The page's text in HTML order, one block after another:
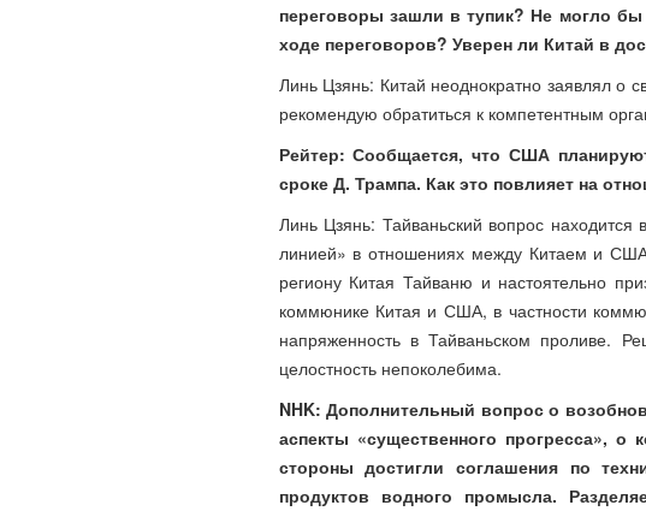
переговоры зашли в тупик? Не могло
ходе переговоров? Уверен ли Китай в
Линь Цзянь: Китай неоднократно заявлял
рекомендую обратиться к компетентным
Рейтер: Сообщается, что США
сроке Д. Трампа. Как это повлияет на
Линь Цзянь: Тайваньский вопрос
линией» в отношениях между Китаем и
региону Китая Тайваню и настоятельно
коммюнике Китая и США, в частности
напряженность в Тайваньском проливе.
целостность непоколебима.
NHK: Дополнительный вопрос о
аспекты «существенного прогресса»,
стороны достигли соглашения по
продуктов водного промысла.